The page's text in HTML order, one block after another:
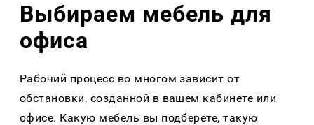
Выбираем мебель для
офиса
Рабочий процесс во многом зависит от
обстановки, созданной в вашем кабинете или
офисе. Какую мебель вы подберете, такую